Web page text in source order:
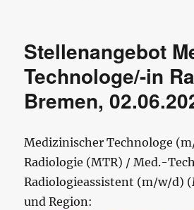
Stellenangebot
Technologe/-in
Bremen,
Medizinischer Technologe
Radiologie (MTR) / Med.-
Radiologieassistent (m/w/d)
und Region: